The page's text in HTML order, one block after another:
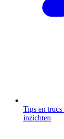
Tips en trucs
inzichten